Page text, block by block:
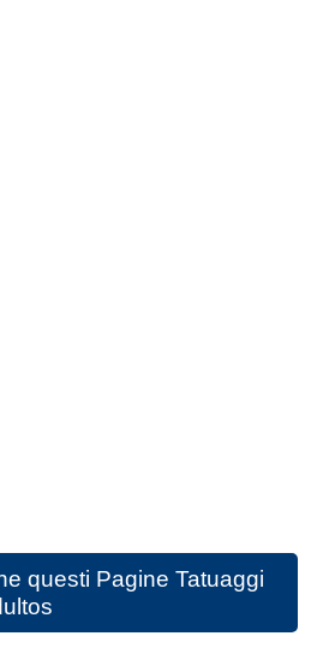
questi Pagine Tatuaggi